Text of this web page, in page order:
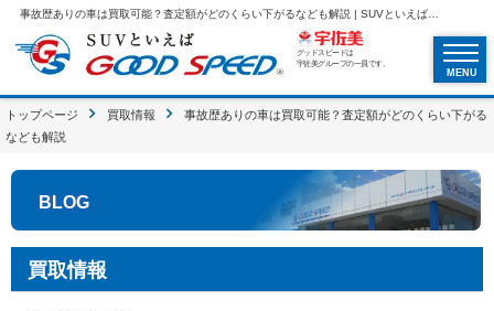
事故歴ありの車は買取可能？査定額がどのくらい下がるなども解説 | SUVといえばグッドスピードGOOD SPEED
グッドスピードは
宇佐美グループの一員です。
MENU
トップページ 買取情報
事故歴ありの車は買取可能？査定額がどのくらい下がる
なども解説
BLOG
買取情報